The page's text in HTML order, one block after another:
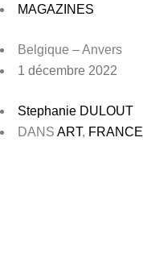
MAGAZINES
Belgique – Anvers
1 décembre 2022
Stephanie DULOUT
DANS ART, FRANCE